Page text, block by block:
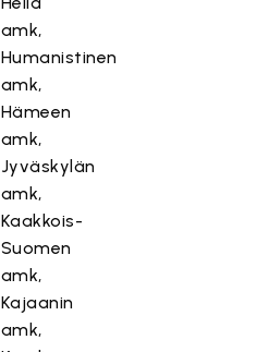
amk,
Humanistinen
amk,
Hämeen
amk,
Jyväskylän
amk,
Kaakkois-
Suomen
amk,
Kajaanin
amk,